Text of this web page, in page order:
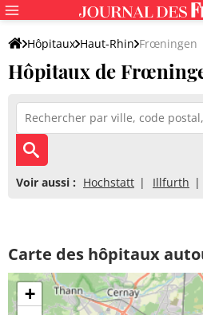
Hôpitaux Haut-Rhin Frœningen
Hôpitaux de
Voir aussi : Hochstatt Illfurth
Carte des hôpitaux
+